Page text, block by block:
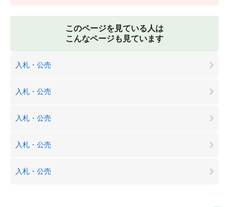
このページを見ている人は
こんなページも見ています
入札・公売
入札・公売
入札・公売
入札・公売
入札・公売